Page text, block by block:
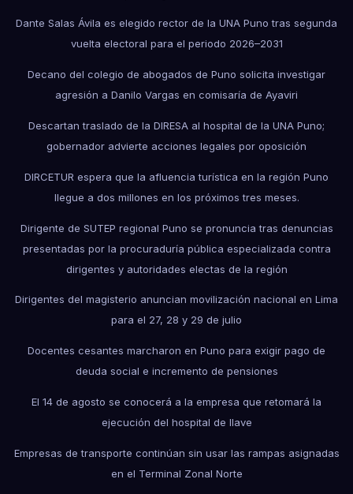
Dante Salas Ávila es elegido rector de la UNA Puno tras segunda
vuelta electoral para el periodo 2026–2031
Decano del colegio de abogados de Puno solicita investigar
agresión a Danilo Vargas en comisaría de Ayaviri
Descartan traslado de la DIRESA al hospital de la UNA Puno;
gobernador advierte acciones legales por oposición
DIRCETUR espera que la afluencia turística en la región Puno
llegue a dos millones en los próximos tres meses.
Dirigente de SUTEP regional Puno se pronuncia tras denuncias
presentadas por la procuraduría pública especializada contra
dirigentes y autoridades electas de la región
Dirigentes del magisterio anuncian movilización nacional en Lima
para el 27, 28 y 29 de julio
Docentes cesantes marcharon en Puno para exigir pago de
deuda social e incremento de pensiones
El 14 de agosto se conocerá a la empresa que retomará la
ejecución del hospital de Ilave
Empresas de transporte continúan sin usar las rampas asignadas
en el Terminal Zonal Norte